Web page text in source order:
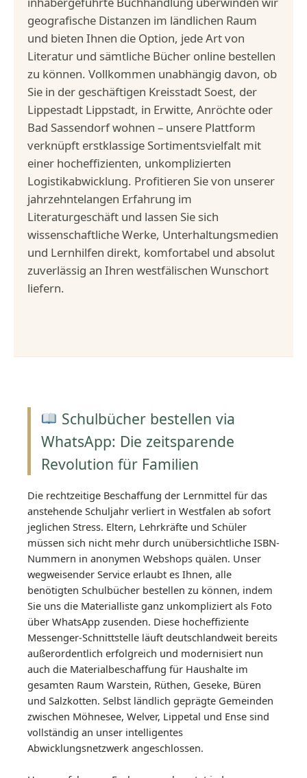
geografische Distanzen im ländlichen Raum
und bieten Ihnen die Option, jede Art von
Literatur und sämtliche Bücher online bestellen
zu können. Vollkommen unabhängig davon, ob
Sie in der geschäftigen Kreisstadt Soest, der
Lippestadt Lippstadt, in Erwitte, Anröchte oder
Bad Sassendorf wohnen – unsere Plattform
verknüpft erstklassige Sortimentsvielfalt mit
einer hocheffizienten, unkomplizierten
Logistikabwicklung. Profitieren Sie von unserer
jahrzehntelangen Erfahrung im
Literaturgeschäft und lassen Sie sich
wissenschaftliche Werke, Unterhaltungsmedien
und Lernhilfen direkt, komfortabel und absolut
zuverlässig an Ihren westfälischen Wunschort
liefern.
Schulbücher bestellen via
WhatsApp: Die zeitsparende
Revolution für Familien
Die rechtzeitige Beschaffung der Lernmittel für das
anstehende Schuljahr verliert in Westfalen ab sofort
jeglichen Stress. Eltern, Lehrkräfte und Schüler
müssen sich nicht mehr durch unübersichtliche ISBN-
Nummern in anonymen Webshops quälen. Unser
wegweisender Service erlaubt es Ihnen, alle
benötigten Schulbücher bestellen zu können, indem
Sie uns die Materialliste ganz unkompliziert als Foto
über WhatsApp zusenden. Diese hocheffiziente
Messenger-Schnittstelle läuft deutschlandweit bereits
außerordentlich erfolgreich und modernisiert nun
auch die Materialbeschaffung für Haushalte im
gesamten Raum Warstein, Rüthen, Geseke, Büren
und Salzkotten. Selbst ländlich geprägte Gemeinden
zwischen Möhnesee, Welver, Lippetal und Ense sind
vollständig an unser intelligentes
Abwicklungsnetzwerk angeschlossen.